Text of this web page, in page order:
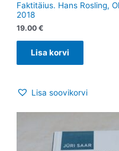
Faktitäius. Hans Rosling,
2018
19.00 €
Lisa korvi
Lisa soovikorvi